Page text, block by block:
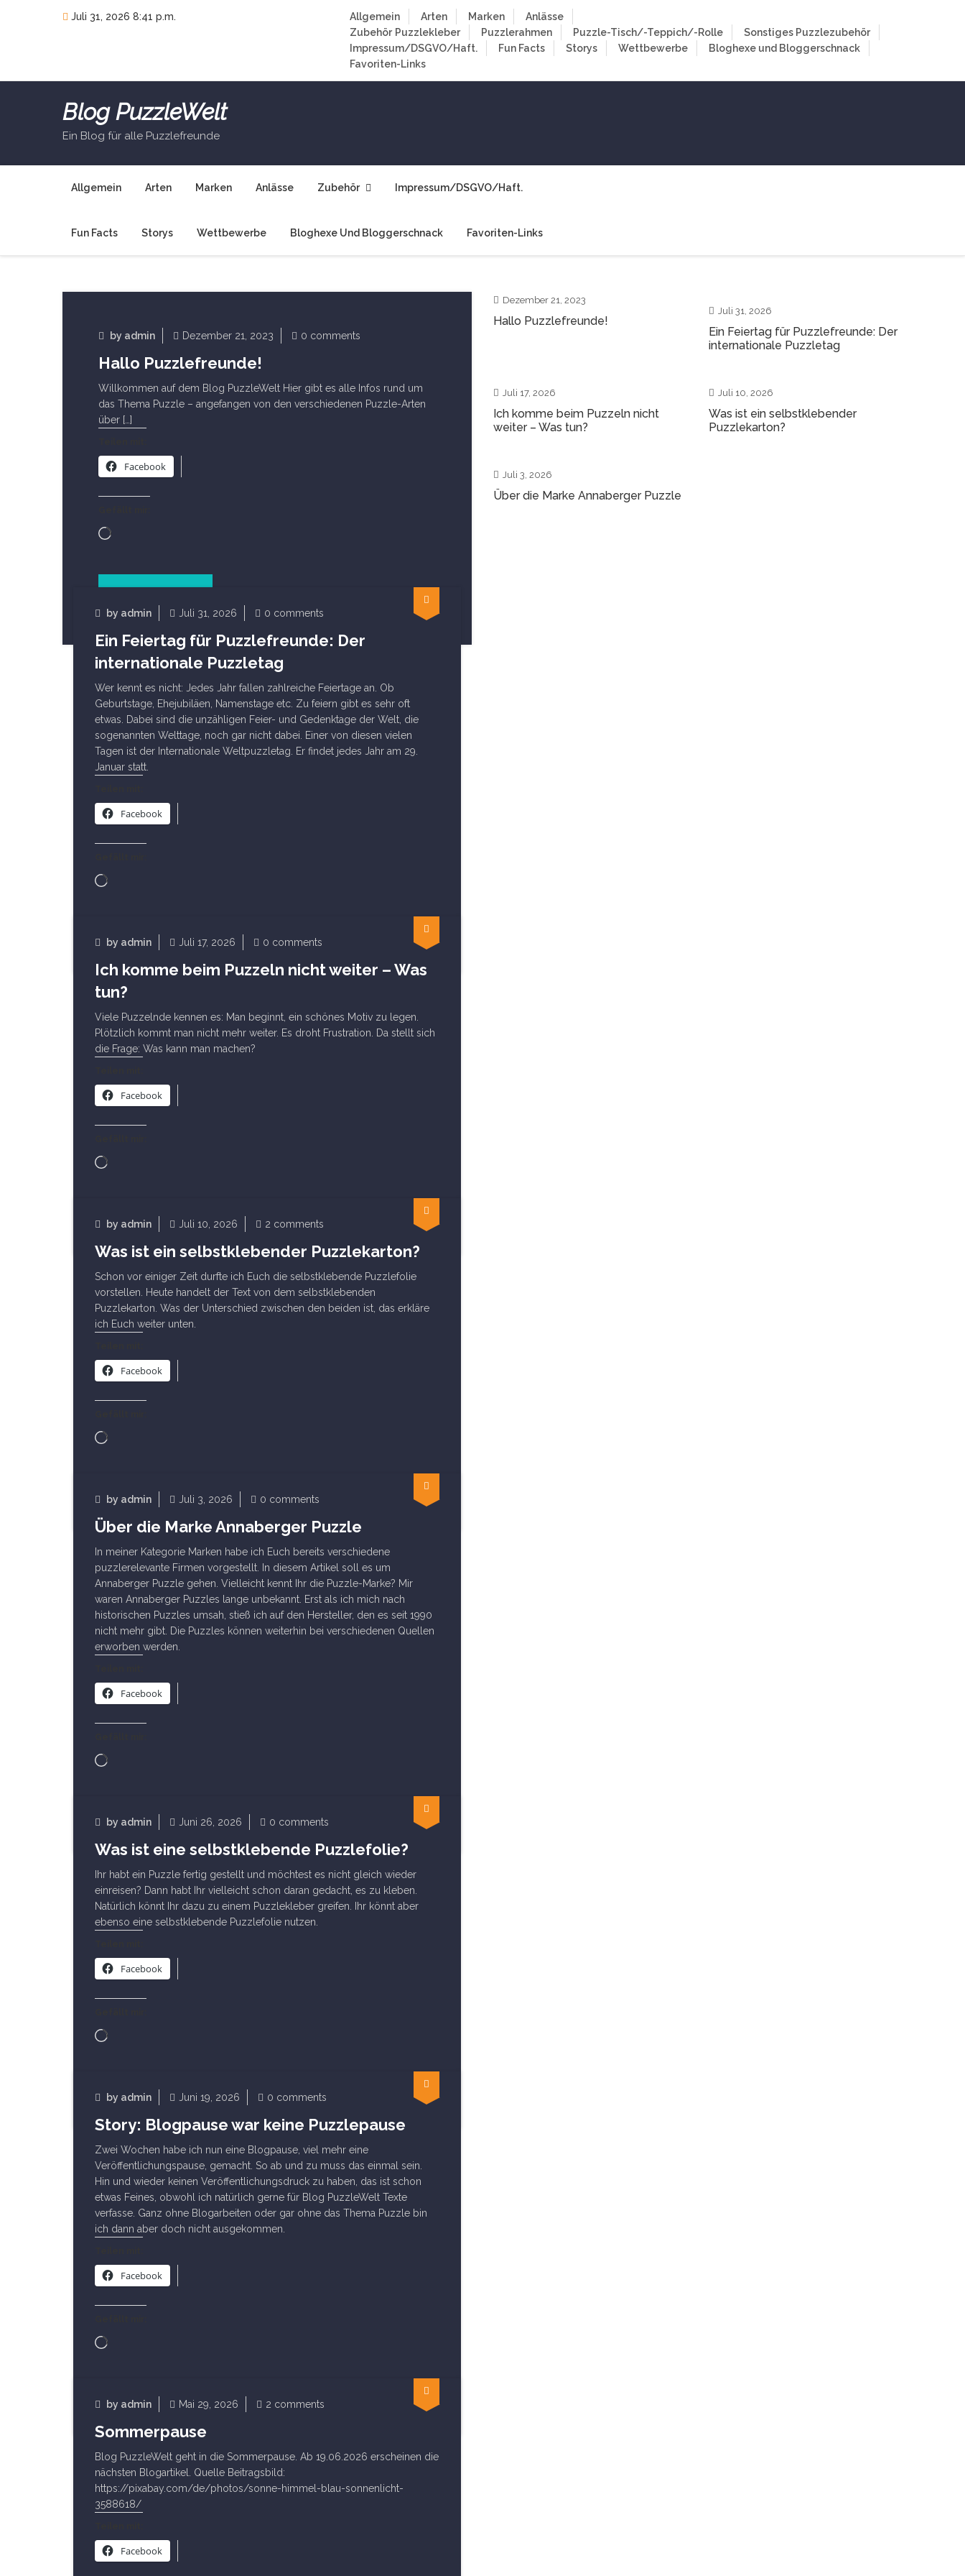
Juli 31, 2026 8:41 p.m. Allgemein Arten Marken
Anlässe
Zubehör Puzzlekleber Puzzlerahmen Puzzle-Tisch/-Teppich/-Rolle
Sonstiges Puzzlezubehör
Impressum/DSGVO/Haft.
Fun Facts Storys Wettbewerbe
Bloghexe und Bloggerschnack
Favoriten-Links
Blog PuzzleWelt
Ein Blog für alle Puzzlefreunde
Allgemein Arten Marken Anlässe Zubehör Impressum/DSGVO/Haft.
Fun Facts Storys Wettbewerbe Bloghexe Und Bloggerschnack Favoriten-Links
by admin Dezember 21, 2023 0 comments
Hallo Puzzlefreunde!
Willkommen auf dem Blog PuzzleWelt Hier gibt es alle Infos rund um
das Thema Puzzle – angefangen von den verschiedenen Puzzle-Arten
über […]
Facebook
Wird
Fun Facts
by admin Juli 31, 2026 0 comments
Ein Feiertag für Puzzlefreunde: Der
internationale Puzzletag
Wer kennt es nicht: Jedes Jahr fallen zahlreiche Feiertage an. Ob
Geburtstage, Ehejubiläen, Namenstage etc. Zu feiern gibt es sehr oft
etwas. Dabei sind die unzähligen Feier- und Gedenktage der Welt, die
sogenannten Welttage, noch gar nicht dabei. Einer von diesen vielen
Tagen ist der Internationale Weltpuzzletag. Er findet jedes Jahr am 29.
Januar statt.
Facebook
Wird
Read Article
Allgemein
by admin Juli 17, 2026 0 comments
Ich komme beim Puzzeln nicht weiter – Was
tun?
Viele Puzzelnde kennen es: Man beginnt, ein schönes Motiv zu legen.
Plötzlich kommt man nicht mehr weiter. Es droht Frustration. Da stellt sich
die Frage: Was kann man machen?
Facebook
Wird
Read Article
Sonstiges Puzzlezubehör
by admin Juli 10, 2026 2 comments
Was ist ein selbstklebender Puzzlekarton?
Schon vor einiger Zeit durfte ich Euch die selbstklebende Puzzlefolie
vorstellen. Heute handelt der Text von dem selbstklebenden
Puzzlekarton. Was der Unterschied zwischen den beiden ist, das erkläre
ich Euch weiter unten.
Facebook
Wird
Read Article
Marken
by admin Juli 3, 2026 0 comments
Über die Marke Annaberger Puzzle
In meiner Kategorie Marken habe ich Euch bereits verschiedene
puzzlerelevante Firmen vorgestellt. In diesem Artikel soll es um
Annaberger Puzzle gehen. Vielleicht kennt Ihr die Puzzle-Marke? Mir
waren Annaberger Puzzles lange unbekannt. Erst als ich mich nach
historischen Puzzles umsah, stieß ich auf den Hersteller, den es seit 1990
nicht mehr gibt. Die Puzzles können weiterhin bei verschiedenen Quellen
erworben werden.
Facebook
Wird
Read Article
Sonstiges Puzzlezubehör
by admin Juni 26, 2026 0 comments
Was ist eine selbstklebende Puzzlefolie?
Ihr habt ein Puzzle fertig gestellt und möchtest es nicht gleich wieder
einreisen? Dann habt Ihr vielleicht schon daran gedacht, es zu kleben.
Natürlich könnt Ihr dazu zu einem Puzzlekleber greifen. Ihr könnt aber
ebenso eine selbstklebende Puzzlefolie nutzen.
Facebook
Wird
Read Article
Startseite
by admin Juni 19, 2026 0 comments
Story: Blogpause war keine Puzzlepause
Zwei Wochen habe ich nun eine Blogpause, viel mehr eine
Veröffentlichungspause, gemacht. So ab und zu muss das einmal sein.
Hin und wieder keinen Veröffentlichungsdruck zu haben, das ist schon
etwas Feines, obwohl ich natürlich gerne für Blog PuzzleWelt Texte
verfasse. Ganz ohne Blogarbeiten oder gar ohne das Thema Puzzle bin
ich dann aber doch nicht ausgekommen.
Facebook
Wird
Read Article
Startseite
by admin Mai 29, 2026 2 comments
Sommerpause
Blog PuzzleWelt geht in die Sommerpause. Ab 19.06.2026 erscheinen die
nächsten Blogartikel. Quelle Beitragsbild:
https://pixabay.com/de/photos/sonne-himmel-blau-sonnenlicht-
3588618/
Facebook
Dezember 21, 2023
Hallo Puzzlefreunde!
Juli 31, 2026
Ein Feiertag für Puzzlefreunde: Der
internationale Puzzletag
Juli 17, 2026
Ich komme beim Puzzeln nicht
weiter – Was tun?
Juli 10, 2026
Was ist ein selbstklebender
Puzzlekarton?
Juli 3, 2026
Über die Marke Annaberger Puzzle